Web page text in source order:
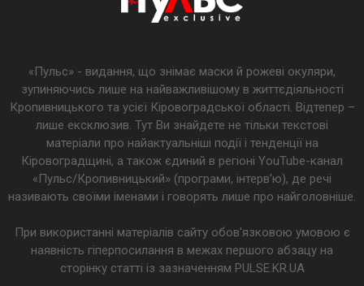
«Пульс» - видання, що знімає маски й рожеві окуляри,
зупиняючись лише на найважливішому в життєдіяльності
Кропивницького та усієї Кіровоградської області. Відтепер –
лише ексклюзив. Тут Ви знайдете не тільки текстові
матеріали про найактуальніші події і тенденції на
Кіровоградщині, а також єдиний в регіоні YouTube-канал
«Пульс/Кропивницький» (програми, інтерв’ю), де речі
називають своїми іменами і говорять лише про найголовніше.
При використанні матеріалів сайту обов'язковою умовою є
наявність гіперпосилання в межах першого абзацу на
сторінку статті із зазначенням PULSE.KR.UA